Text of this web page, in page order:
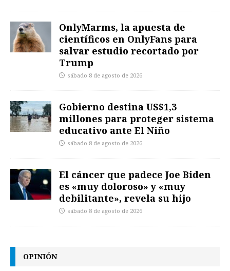
OnlyMarms, la apuesta de
científicos en OnlyFans para
salvar estudio recortado por
Trump
sábado 8 de agosto de 2026
Gobierno destina US$1,3
millones para proteger sistema
educativo ante El Niño
sábado 8 de agosto de 2026
El cáncer que padece Joe Biden
es «muy doloroso» y «muy
debilitante», revela su hijo
sábado 8 de agosto de 2026
OPINIÓN